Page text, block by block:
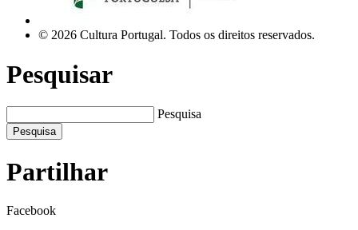
© 2026 Cultura Portugal. Todos os direitos reservados.
Pesquisar
Pesquisa
Pesquisa
Partilhar
Facebook